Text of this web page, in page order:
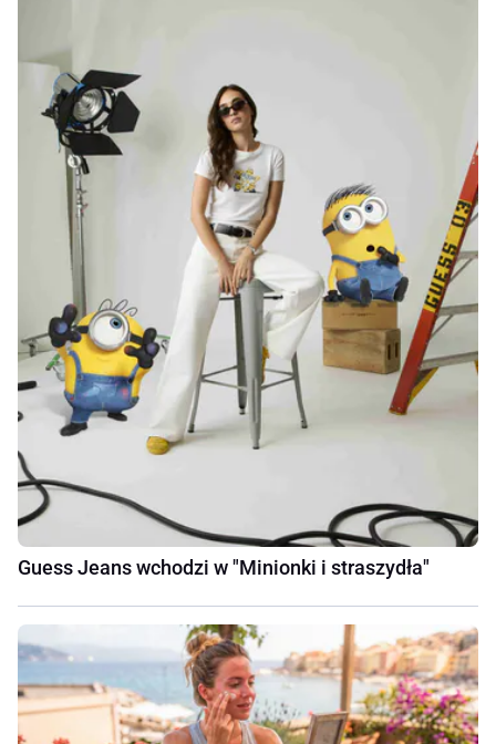
Guess Jeans wchodzi w "Minionki i straszydła"